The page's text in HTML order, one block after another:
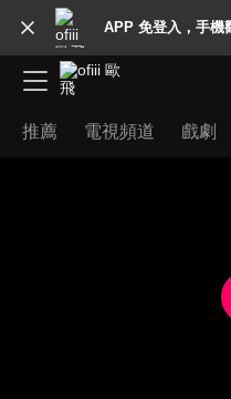
APP 免登入，手機
推薦 電視頻道 戲劇